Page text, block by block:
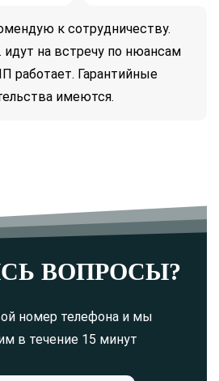
к сотрудничеству.
на встречу по нюансам
работает. Гарантийные
имеются.
ВОПРОСЫ?
номер телефона и мы
в течение 15 минут